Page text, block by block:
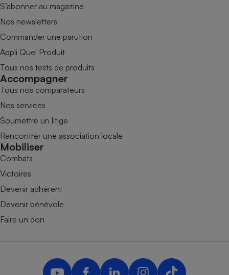
S’abonner au magazine
Nos newsletters
Commander une parution
Appli Quel Produit
Tous nos tests de produits
Accompagner
Tous nos comparateurs
Nos services
Soumettre un litige
Rencontrer une association locale
Mobiliser
Combats
Victoires
Devenir adhérent
Devenir bénévole
Faire un don